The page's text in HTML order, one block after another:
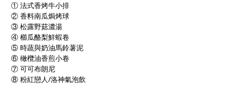
① 法式香烤牛小排
② 香料南瓜焗烤球
③ 松露野菇濃湯
④ 櫛瓜酪梨鮮蝦卷
⑤ 時蔬與奶油馬鈴薯泥
⑥ 橄欖油香煎小卷
⑦ 可可布朗尼
⑧ 粉紅戀人/洛神氣泡飲